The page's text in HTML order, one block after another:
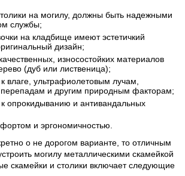
на могилу, должны быть надежными
службы;
на кладбище имеют эстетичкий
дизайн;
износостойких материалов
(дуб или лиственица);
влаге, ультрафиолетовым лучам,
и другим природным факторам;
к опрокидыванию и антивандальных
и эргономичностью.
о не дорогом варианте, то отличным
могилу металлическими скамейкой
скамейки и столики включает следующие